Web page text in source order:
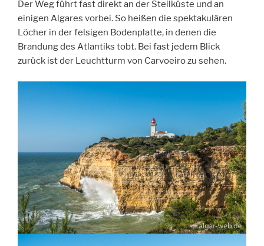
Der Weg führt fast direkt an der Steilküste und an
einigen Algares vorbei. So heißen die spektakulären
Löcher in der felsigen Bodenplatte, in denen die
Brandung des Atlantiks tobt. Bei fast jedem Blick
zurück ist der Leuchtturm von Carvoeiro zu sehen.